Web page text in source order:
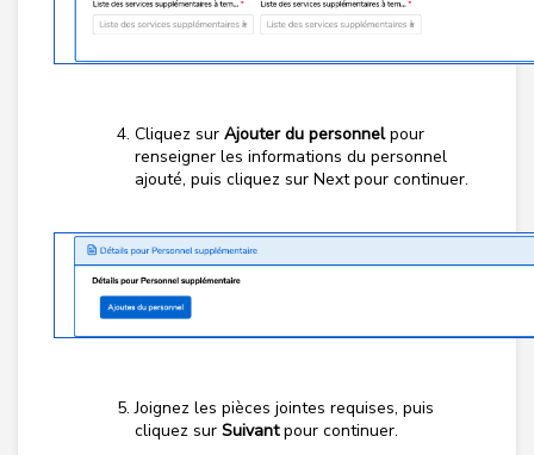
Cliquez sur Ajouter du personnelpour
renseigner les informations du personnel
ajouté, puis cliquez sur Next pour continuer.
Joignez les pièces jointes requises, puis
cliquez sur Suivantpour continuer.